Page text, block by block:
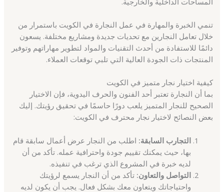
تنمي الخبرة والمهارة في عمل النجارة في الكويت باستمرار من
خلال تعامل النجارين مع تحديات جديدة ومشاريع مختلفة. يسعون
دائمًا للاستفادة من أحدث التقنيات والمواد لتطوير مهاراتهم وتوفير
المنتجات ذات الجودة العالية التي تلبي توقعات العملاء.
كيفية اختيار نجار متميز في الكويت
بما أن النجارة تعتبر أحد الفنون والحرف اليدوية، فإن الاختيار
الصحيح للنجار المتميز يلعب دورًا حاسمًا في تحقيق رؤيتك. إليك
بعض النصائح لاختيار نجار محترف في الكويت:
التجارب السابقة: اطلب من النجار عرض أعمال سابقة قام
بها، حيث يمكنك تقييم جودة واحترافية عمله. تأكد من أن
لديه خبرة في المشروع الذي ترغب في تنفيذه.
التواصل والتعاون: تأكد من أن النجار يسمع لرؤيتك
واحتياجاتك ويتعاون معك بشكل فعال. يجب أن يكون لديه